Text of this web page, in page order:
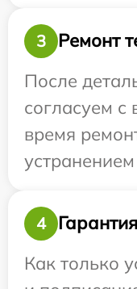
3
Ремонт
После
согласуем с
время
4
Гарантия
Как только